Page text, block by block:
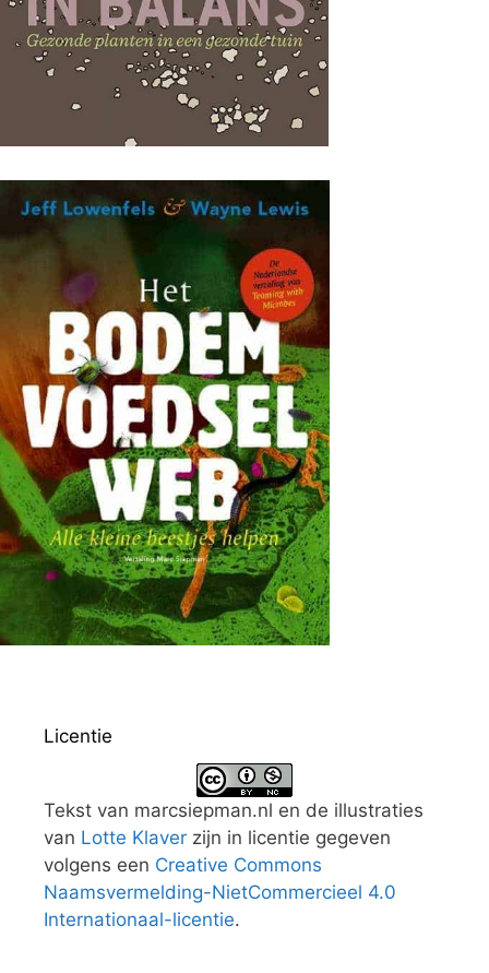
Licentie
Tekst van marcsiepman.nl en de illustraties
van Lotte Klaver zijn in licentie gegeven
volgens een Creative Commons
Naamsvermelding-NietCommercieel 4.0
Internationaal-licentie.